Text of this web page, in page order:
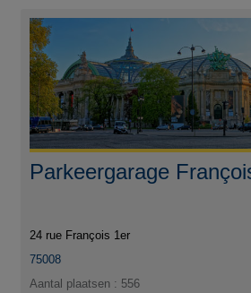
Parkeergarage
24 rue François 1er
75008
Aantal plaatsen : 556